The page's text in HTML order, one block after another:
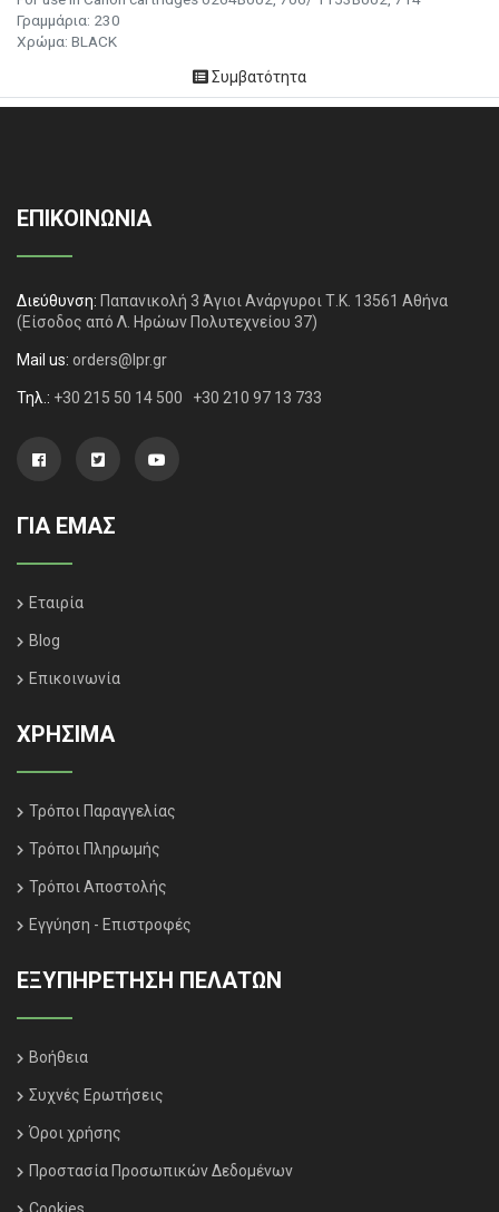
Γραμμάρια: 230
Χρώμα: BLACK
Συμβατότητα
ΕΠΙΚΟΙΝΩΝΙΑ
Διεύθυνση: Παπανικολή 3 Άγιοι Ανάργυροι Τ.Κ. 13561 Αθήνα
(Είσοδος από Λ. Ηρώων Πολυτεχνείου 37)
Mail us: orders@lpr.gr
Τηλ.: +30 215 50 14 500 +30 210 97 13 733
ΓΙΑ ΕΜΑΣ
Εταιρία
Blog
Επικοινωνία
ΧΡΗΣΙΜΑ
Τρόποι Παραγγελίας
Τρόποι Πληρωμής
Τρόποι Αποστολής
Εγγύηση - Επιστροφές
ΕΞΥΠΗΡΈΤΗΣΗ ΠΕΛΑΤΏΝ
Βοήθεια
Συχνές Ερωτήσεις
Όροι χρήσης
Προστασία Προσωπικών Δεδομένων